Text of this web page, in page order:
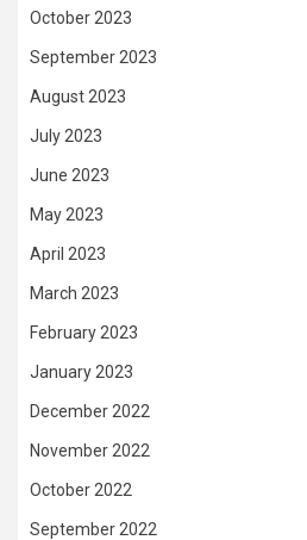
October 2023
September 2023
August 2023
July 2023
June 2023
May 2023
April 2023
March 2023
February 2023
January 2023
December 2022
November 2022
October 2022
September 2022